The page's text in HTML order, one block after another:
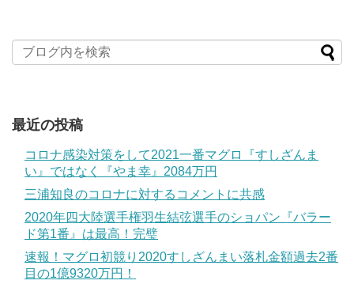
最近の投稿
コロナ感染対策をして2021一番マグロ『すしざんま
い』ではなく『やま幸』2084万円
三浦知良のコロナに対するコメントに共感
2020年四大陸選手権羽生結弦選手のショパン『バラー
ド第1番』は最高！完璧
速報！マグロ初競り2020すしざんまい落札金額過去2番
目の1億9320万円！